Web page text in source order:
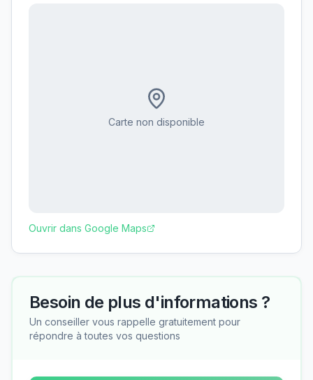
Carte non disponible
Ouvrir dans Google Maps
Besoin de plus d'informations ?
Un conseiller vous rappelle gratuitement pour
répondre à toutes vos questions